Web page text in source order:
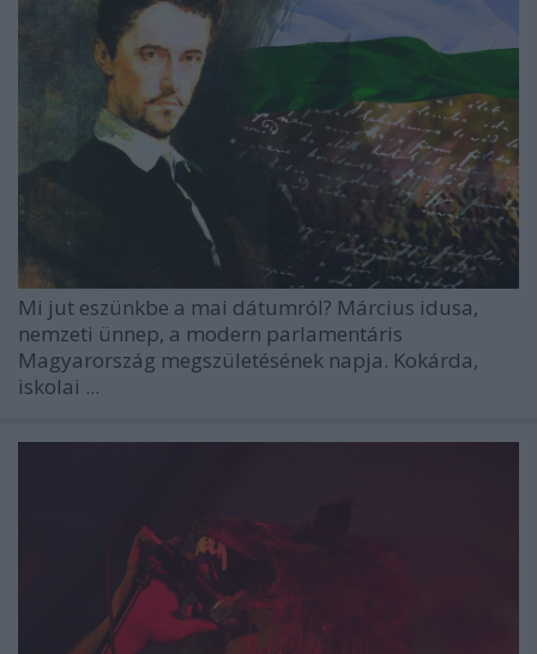
Mi jut eszünkbe a mai dátumról? Március idusa,
nemzeti ünnep, a modern parlamentáris
Magyarország megszületésének napja. Kokárda,
iskolai ...